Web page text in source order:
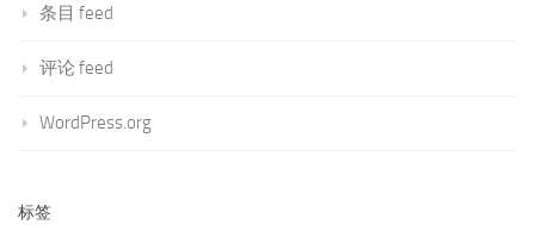
条目 feed
评论 feed
WordPress.org
标签